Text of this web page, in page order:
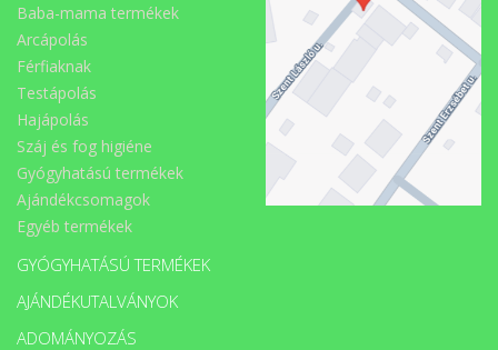
Baba-mama termékek
Arcápolás
Férfiaknak
Testápolás
Hajápolás
Száj és fog higiéne
Gyógyhatású termékek
Ajándékcsomagok
Egyéb termékek
GYÓGYHATÁSÚ TERMÉKEK
AJÁNDÉKUTALVÁNYOK
ADOMÁNYOZÁS